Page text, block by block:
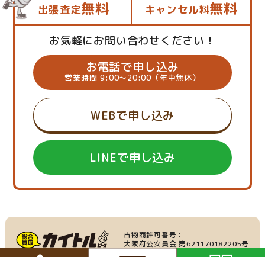
出張査定無料 キャンセル料無料
お気軽にお問い合わせください！
お電話で申し込み
営業時間 9:00～20:00（年中無休）
WEBで申し込み
LINEで申し込み
古物商許可番号：
大阪府公安員会 第621170182205号